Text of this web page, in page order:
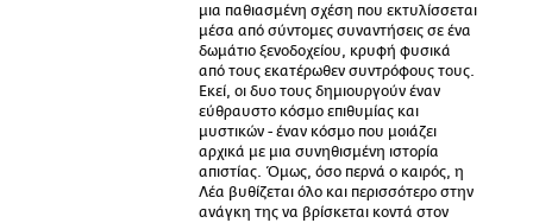
μια παθιασμένη σχέση που εκτυλίσσεται
μέσα από σύντομες συναντήσεις σε ένα
δωμάτιο ξενοδοχείου, κρυφή φυσικά
από τους εκατέρωθεν συντρόφους τους.
Εκεί, οι δυο τους δημιουργούν έναν
εύθραυστο κόσμο επιθυμίας και
μυστικών - έναν κόσμο που μοιάζει
αρχικά με μια συνηθισμένη ιστορία
απιστίας. Όμως, όσο περνά ο καιρός, η
Λέα βυθίζεται όλο και περισσότερο στην
ανάγκη της να βρίσκεται κοντά στον